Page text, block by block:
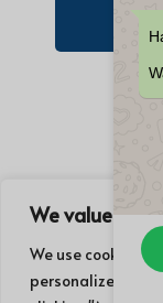
We value
We use cookies
personalized ads
© 2021